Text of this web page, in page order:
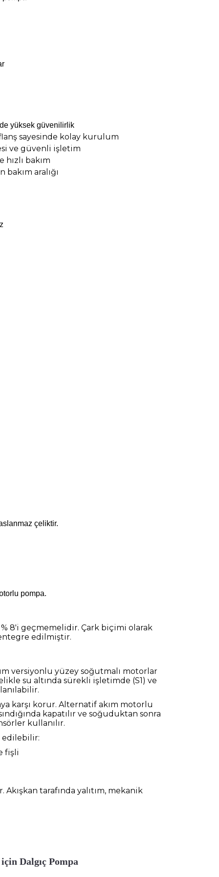
yüksek güvenilirlik
sayesinde kolay kurulum
ve güvenli işletim
bakım
aralığı
çeliktir.
pompa.
% 8'i geçmemelidir. Çark biçimi olarak
edilmiştir.
versiyonlu yüzey soğutmalı motorlar
su altında sürekli işletimde (S1) ve
karşı korur. Alternatif akım motorlu
kapatılır ve soğuduktan sonra
kullanılır.
edilebilir:
fişli
tarafında yalıtım, mekanik
Dalgıç Pompa